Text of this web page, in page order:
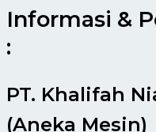
Informasi &
:
PT. Khalifah
(Aneka Mesin)